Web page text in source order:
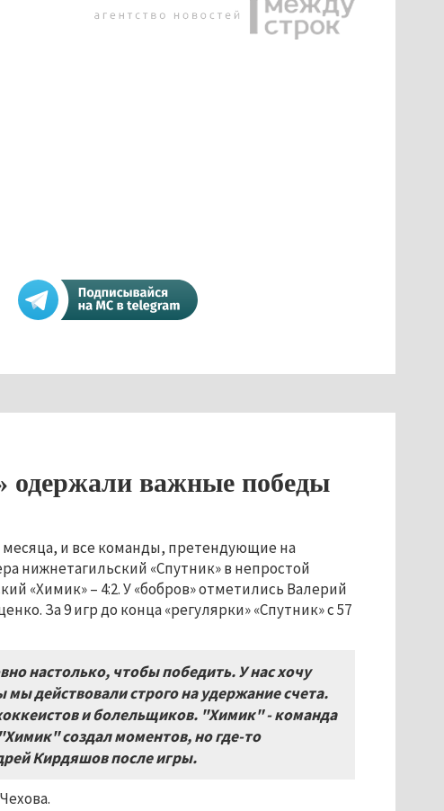
важные победы
месяца, и все команды, претендующие на
нижнетагильский «Спутник» в непростой
«Химик» – 4:2. У «бобров» отметились Валерий
За 9 игр до конца «регулярки» «Спутник» с 57
настолько, чтобы победить. У нас хочу
действовали строго на удержание счета.
и болельщиков. "Химик" - команда
создал моментов, но где-то
Кирдяшов после игры.